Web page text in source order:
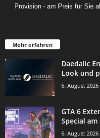
Provision - am Preis für Sie
Mehr erfahren
Daedalic
Look und
6. August 2026
GTA 6
Special
6. August 2026